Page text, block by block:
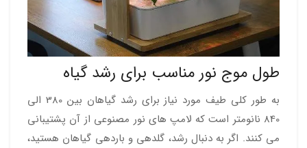
طول موج نور مناسب برای رشد گیاه
به طور کلی طیف مورد نیاز برای رشد گیاهان بین 380 الی
840 نانومتر است که لامپ های نور مصنوعی از آن پشتیبانی
می کنند. اگر به دنبال رشد، گلدهی و باردهی گیاهان هستید،